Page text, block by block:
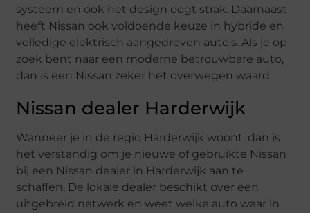
systeem en ook het design oogt strak. Daarnaast
heeft Nissan ook voldoende keuze in hybride en
volledige elektrisch aangedreven auto’s. Als je op
zoek bent naar een moderne betrouwbare auto,
dan is een Nissan zeker het overwegen waard.
Nissan dealer Harderwijk
Wanneer je in de regio Harderwijk woont, dan is
het verstandig om je nieuwe of gebruikte Nissan
bij een Nissan dealer in Harderwijk aan te
schaffen. De lokale dealer beschikt over een
uitgebreid netwerk en weet welke auto waar in